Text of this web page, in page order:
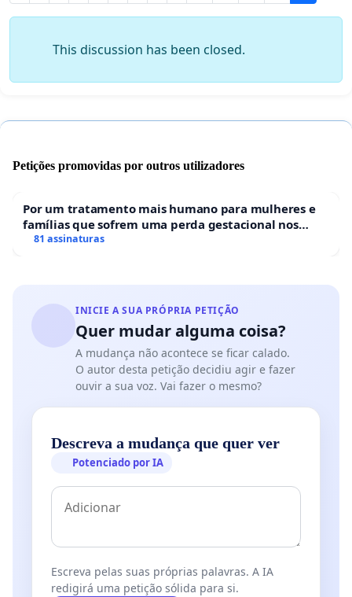
This discussion has been closed.
Petições promovidas por outros utilizadores
Por um tratamento mais humano para mulheres e
famílias que sofrem uma perda gestacional nos
hospitais portugueses
81 assinaturas
INICIE A SUA PRÓPRIA PETIÇÃO
Quer mudar alguma coisa?
A mudança não acontece se ficar calado.
O autor desta petição decidiu agir e fazer
ouvir a sua voz. Vai fazer o mesmo?
Descreva a mudança que quer ver
Potenciado por IA
Escreva pelas suas próprias palavras. A IA
redigirá uma petição sólida para si.